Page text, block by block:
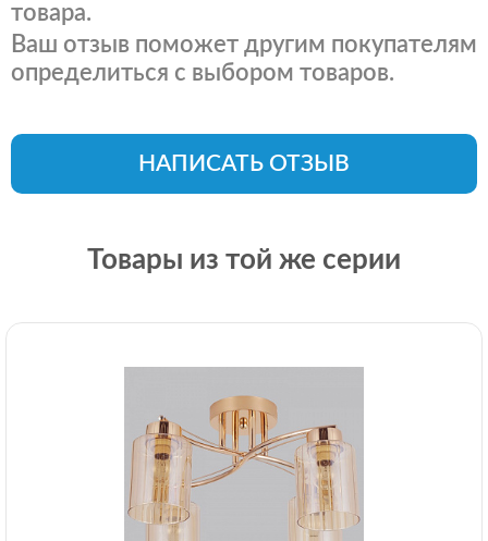
товара.
Ваш отзыв поможет другим покупателям
определиться с выбором товаров.
НАПИСАТЬ ОТЗЫВ
Товары из той же серии